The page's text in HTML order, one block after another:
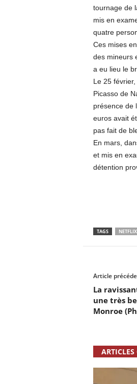
tournage de
mis en
quatre
Ces mises
des mineurs
a eu lieu le
Le 25
Picasso de
présence de
euros avait
pas fait de
En mars,
et mis en
détention
TAGS NETFLIX
Article
La
une très
Monroe
ARTICLES